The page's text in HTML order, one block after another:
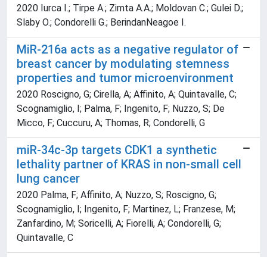
2020 Iurca I.; Tirpe A.; Zimta A.A.; Moldovan C.; Gulei D.;
Slaby O.; Condorelli G.; BerindanNeagoe I.
MiR-216a acts as a negative regulator of
breast cancer by modulating stemness
properties and tumor microenvironment
2020 Roscigno, G; Cirella, A; Affinito, A; Quintavalle, C;
Scognamiglio, I; Palma, F; Ingenito, F; Nuzzo, S; De
Micco, F; Cuccuru, A; Thomas, R; Condorelli, G
miR-34c-3p targets CDK1 a synthetic
lethality partner of KRAS in non-small cell
lung cancer
2020 Palma, F; Affinito, A; Nuzzo, S; Roscigno, G;
Scognamiglio, I; Ingenito, F; Martinez, L; Franzese, M;
Zanfardino, M; Soricelli, A; Fiorelli, A; Condorelli, G;
Quintavalle, C